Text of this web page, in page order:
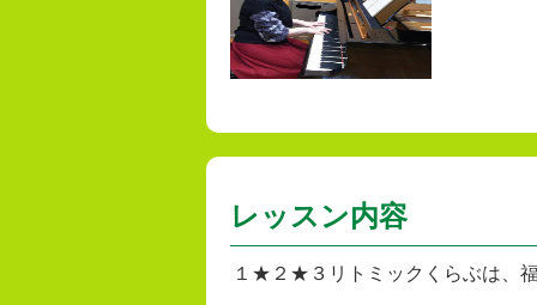
レッスン内容
１★２★３リトミックくらぶは、